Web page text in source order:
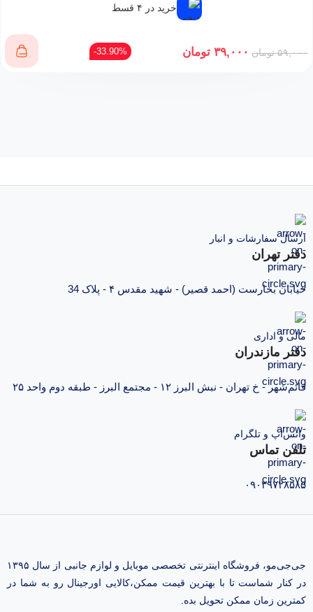
خرید در ۴ قسط
۵۹,۰۰۰ تومان ۳۹,۰۰۰ تومان 33.90%-
ارسال سفارشات و انبار
دفتر تهران
خیابان بخارست (احمد قصیر) - شهید مقدس ۴ - پلاک 34
مالی و اداری
دفتر مازندران
قائم‌شهر - خ تهران - نبش البرز ۱۲ - مجتمع البرز - طبقه دوم واحد ۲۵
واتس‌اپ و تلگرام
تلفن تماس
۰۹۰۳۹۷۲۸۵۸۵
جی‌جی‌مو، فروشگاه اینترنتی تخصصی موبایل و لوازم جانبی از سال ۱۳۹۵
در کنار شماست تا با بهترین قیمت ممکن،‌کالایی اورجینال رو به شما در
کمترین زمان ممکن تحویل بده.